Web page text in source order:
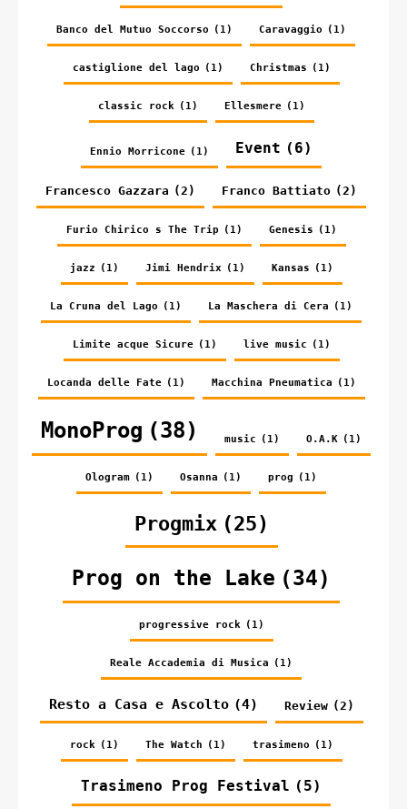
Banco del Mutuo Soccorso (1) Caravaggio (1)
castiglione del lago (1) Christmas (1)
classic rock (1) Ellesmere (1)
Ennio Morricone (1) Event (6)
Francesco Gazzara (2) Franco Battiato (2)
Furio Chirico s The Trip (1) Genesis (1)
jazz (1) Jimi Hendrix (1) Kansas (1)
La Cruna del Lago (1) La Maschera di Cera (1)
Limite acque Sicure (1) live music (1)
Locanda delle Fate (1) Macchina Pneumatica (1)
MonoProg (38) music (1) O.A.K (1)
Ologram (1) Osanna (1) prog (1)
Progmix (25)
Prog on the Lake (34)
progressive rock (1)
Reale Accademia di Musica (1)
Resto a Casa e Ascolto (4) Review (2)
rock (1) The Watch (1) trasimeno (1)
Trasimeno Prog Festival (5)